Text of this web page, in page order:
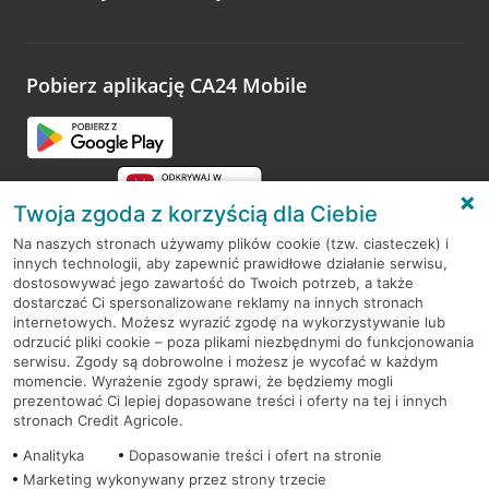
opinie.
Pobierz aplikację CA24 Mobile
RODO
Regulamin serwisu
Mapa serwisu
PolitykaCookies
Twoja zgoda z korzyścią dla Ciebie
Na naszych stronach używamy plików cookie (tzw. ciasteczek) i
innych technologii, aby zapewnić prawidłowe działanie serwisu,
dostosowywać jego zawartość do Twoich potrzeb, a także
dostarczać Ci spersonalizowane reklamy na innych stronach
internetowych. Możesz wyrazić zgodę na wykorzystywanie lub
odrzucić pliki cookie – poza plikami niezbędnymi do funkcjonowania
serwisu. Zgody są dobrowolne i możesz je wycofać w każdym
momencie. Wyrażenie zgody sprawi, że będziemy mogli
prezentować Ci lepiej dopasowane treści i oferty na tej i innych
stronach Credit Agricole.
Analityka
Dopasowanie treści i ofert na stronie
Marketing wykonywany przez strony trzecie